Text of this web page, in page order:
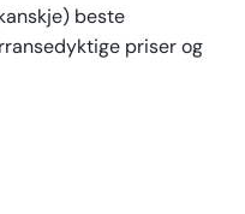
beste
priser og